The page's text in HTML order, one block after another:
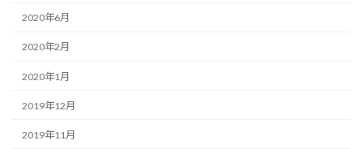
2020年6月
2020年2月
2020年1月
2019年12月
2019年11月